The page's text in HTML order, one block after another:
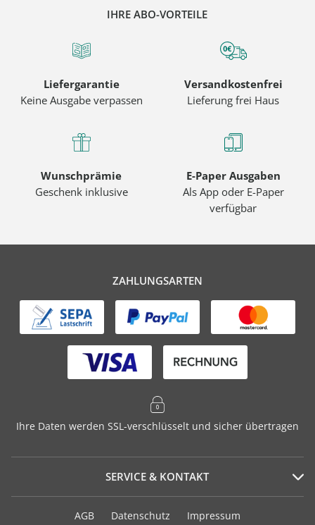
IHRE ABO-VORTEILE
Liefergarantie
Keine Ausgabe verpassen
Versandkostenfrei
Lieferung frei Haus
Wunschprämie
Geschenk inklusive
E-Paper Ausgaben
Als App oder E-Paper
verfügbar
ZAHLUNGSARTEN
Ihre Daten werden SSL-verschlüsselt und sicher übertragen
SERVICE & KONTAKT
Serviceportal
AGB Datenschutz Impressum